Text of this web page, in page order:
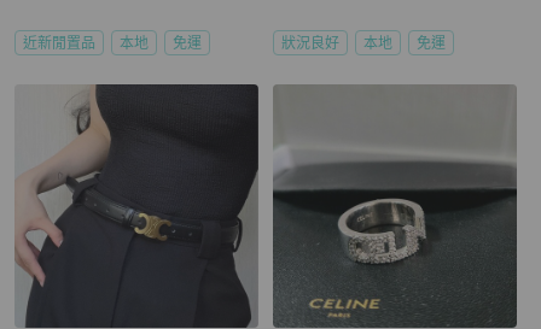
近新閒置品 本地 免運 狀況良好 本地 免運